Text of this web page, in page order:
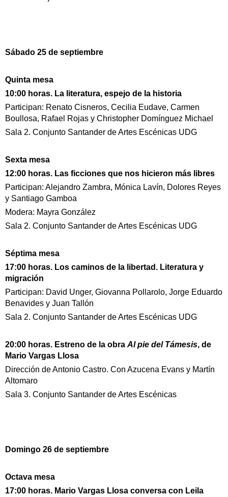
Sábado 25 de septiembre
Quinta mesa
10:00 horas. La literatura, espejo de la historia
Participan: Renato Cisneros, Cecilia Eudave, Carmen
Boullosa, Rafael Rojas y Christopher Domínguez Michael
Sala 2. Conjunto Santander de Artes Escénicas UDG
Sexta mesa
12:00 horas. Las ficciones que nos hicieron más libres
Participan: Alejandro Zambra, Mónica Lavín, Dolores Reyes
y Santiago Gamboa
Modera: Mayra González
Sala 2. Conjunto Santander de Artes Escénicas UDG
Séptima mesa
17:00 horas. Los caminos de la libertad. Literatura y
migración
Participan: David Unger, Giovanna Pollarolo, Jorge Eduardo
Benavides y Juan Tallón
Sala 2. Conjunto Santander de Artes Escénicas UDG
20:00 horas. Estreno de la obraAl pie del Támesis, de
Mario Vargas Llosa
Dirección de Antonio Castro. Con Azucena Evans y Martín
Altomaro
Sala 3. Conjunto Santander de Artes Escénicas
Domingo 26 de septiembre
Octava mesa
17:00 horas. Mario Vargas Llosa conversa con Leila